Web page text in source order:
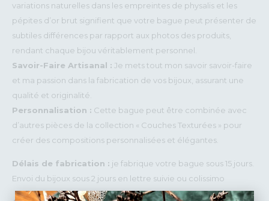
variations naturelles dans les empreintes de physalis et les
pépites d’or brut signifient que votre bague peut présenter de
subtiles différences par rapport aux photos des produits,
rendant chaque bijou véritablement personnel.
Savoir-Faire Artisanal : Je mets tout mon savoir savoir-faire
et ma passion dans la fabrication de vos bijoux, assurant une
qualité et originalité.
Personnalisation : Cette bague peut être combinée avec
d’autres pièces de la collection « Couches Texturées » pour
créer des compositions personnalisées et élégantes.
Délais de fabrication : je fabrique votre bague sous 15 jours.
Envoi du bijoux sous 2 jours en lettre suivie ou colissimo